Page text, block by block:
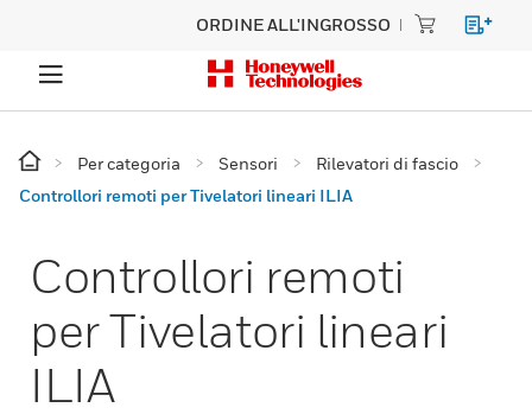
ORDINE ALL'INGROSSO
Per categoria Sensori
Rilevatori di fascio
Controllori remoti per Tivelatori lineari ILIA
Controllori remoti
per Tivelatori lineari
ILIA